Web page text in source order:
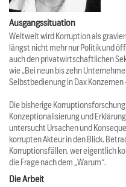
Ausgangssituation
Weltweit wird Korruption als
längst nicht mehr nur Politik und
auch den privatwirtschaftlichen
wie „Bei neun bis zehn
Selbstbedienung in Dax
Die bisherige
Konzeptionalisierung und
untersucht Ursachen und
korrupten Akteur in den Blick.
Korruptionsfällen, wer eigentlich
die Frage nach dem „Warum“.
Die Arbeit